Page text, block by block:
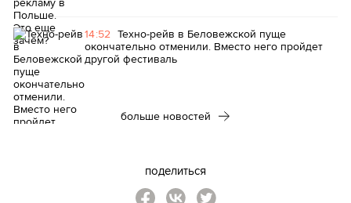
14:52 Техно-рейв в Беловежской пуще
окончательно отменили. Вместо него пройдет
другой фестиваль
больше новостей
поделиться